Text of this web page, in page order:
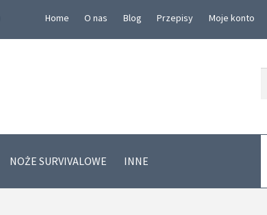
Home O nas Blog Przepisy Moje konto
NOŻE SURVIVALOWE INNE